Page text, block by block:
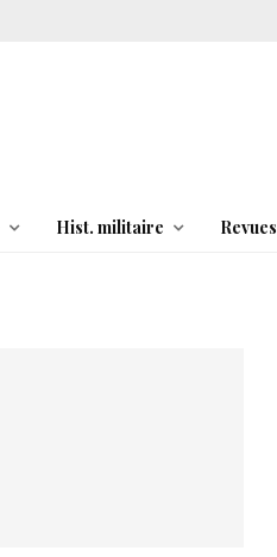
Hist. militaire Revues